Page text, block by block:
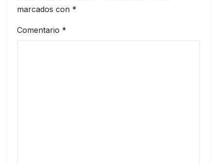
marcados con *
Comentario *